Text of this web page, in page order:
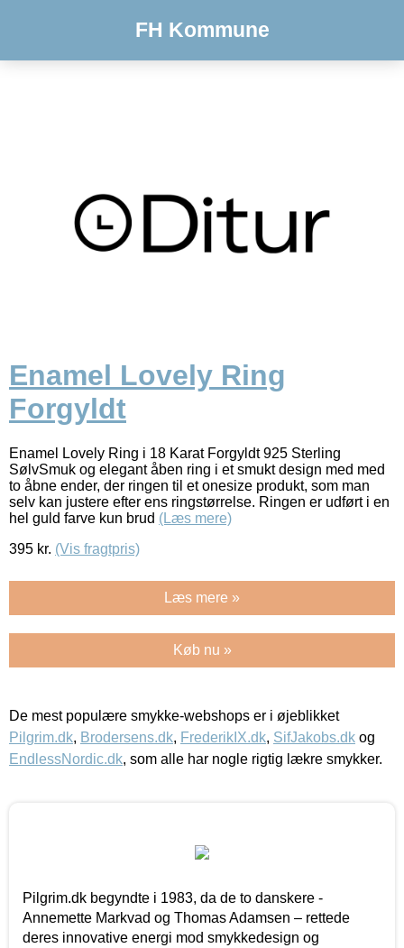
FH Kommune
Enamel Lovely Ring
Forgyldt
Enamel Lovely Ring i 18 Karat Forgyldt 925 Sterling
SølvSmuk og elegant åben ring i et smukt design med med
to åbne ender, der ringen til et onesize produkt, som man
selv kan justere efter ens ringstørrelse. Ringen er udført i en
hel guld farve kun brud (Læs mere)
395 kr. (Vis fragtpris)
Læs mere »
Køb nu »
De mest populære smykke-webshops er i øjeblikket
Pilgrim.dk, Brodersens.dk, FrederikIX.dk, SifJakobs.dk og
EndlessNordic.dk, som alle har nogle rigtig lækre smykker.
Pilgrim.dk begyndte i 1983, da de to danskere -
Annemette Markvad og Thomas Adamsen – rettede
deres innovative energi mod smykkedesign og